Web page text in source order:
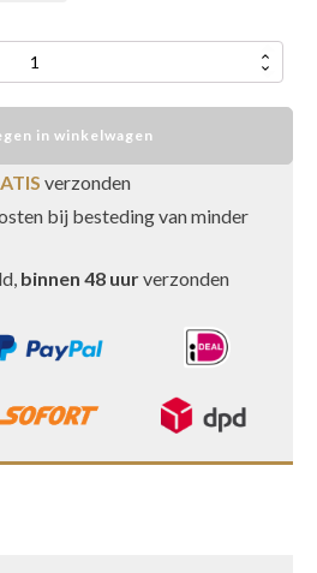
in winkelwagen
verzonden
bij besteding van minder
binnen 48 uurverzonden